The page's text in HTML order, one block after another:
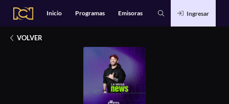
Inicio Programas Emisoras Ingresar
Catálogo
Deportes
Entretenimiento
Estilo de Vida
Música
Noticias
VOLVER
de Cannes 2026, The Boys y Tom Hardy: las noticias